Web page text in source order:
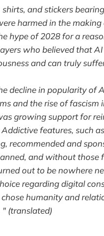
shirts, and stickers
harmed in the
hype of 2028 for a
who believed that AI
and can truly
decline in popularity of
and the rise of fascism
growing support for
features, such
recommended and
and without those
out to be nowhere
regarding digital
humanity and
" (translated)